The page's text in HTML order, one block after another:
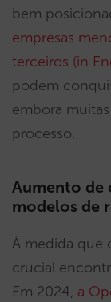
bem
empresas
terceiros (in
podem
embora
processo.
Aumento de
modelos de
À medida que
crucial
Em 2024, a